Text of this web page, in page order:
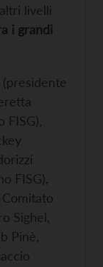
livelli
i grandi
FISG),
FISG),
Sighel,
Pinè,